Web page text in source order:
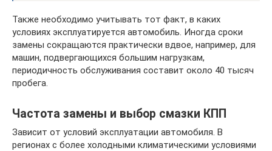
Также необходимо учитывать тот факт, в каких
условиях эксплуатируется автомобиль. Иногда сроки
замены сокращаются практически вдвое, например, для
машин, подвергающихся большим нагрузкам,
периодичность обслуживания составит около 40 тысяч
пробега.
Частота замены и выбор смазки КПП
Зависит от условий эксплуатации автомобиля. В
регионах с более холодными климатическими условиями